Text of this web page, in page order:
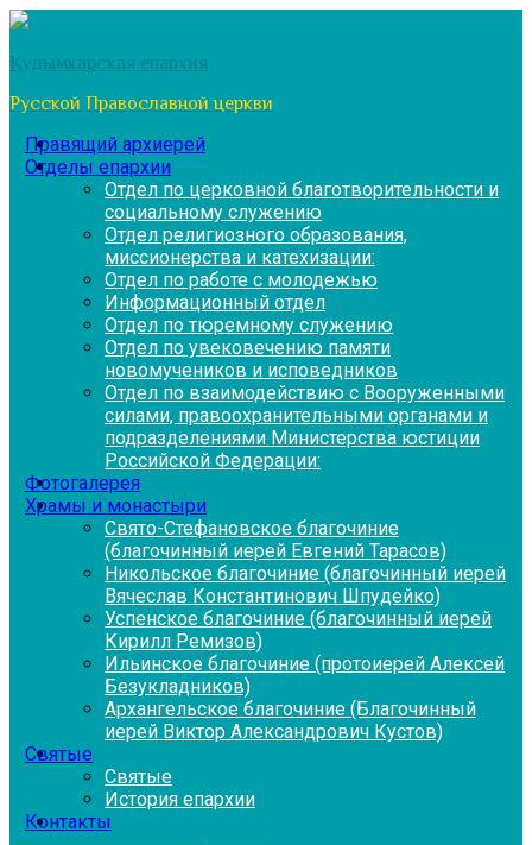
Перейти
содержимому
Кудымкарская епархия
Русской Православной церкви
Правящий архиерей
Отделы епархии
Отдел по церковной благотворительности и
социальному служению
Отдел религиозного образования,
миссионерства и катехизации:
Отдел по работе с молодежью
Информационный отдел
Отдел по тюремному служению
Отдел по увековечению памяти
новомучеников и исповедников
Отдел по взаимодействию с Вооруженными
силами, правоохранительными органами и
подразделениями Министерства юстиции
Российской Федерации:
Фотогалерея
Храмы и монастыри
Свято-Стефановское благочиние
(благочинный иерей Евгений Тарасов)
Никольское благочиние (благочинный иерей
Вячеслав Константинович Шпудейко)
Успенское благочиние (благочинный иерей
Кирилл Ремизов)
Ильинское благочиние (протоиерей Алексей
Безукладников)
Архангельское благочиние (Благочинный
иерей Виктор Александрович Кустов)
Святые
Святые
История епархии
Контакты